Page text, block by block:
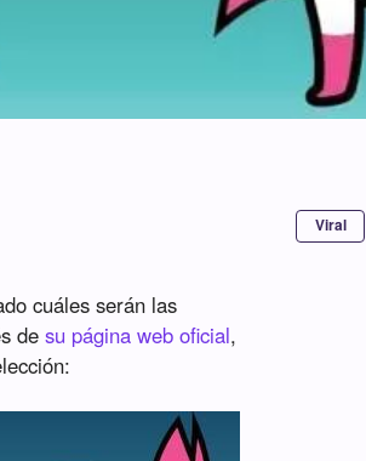
Viral
cuáles serán las
desu página web oficial,